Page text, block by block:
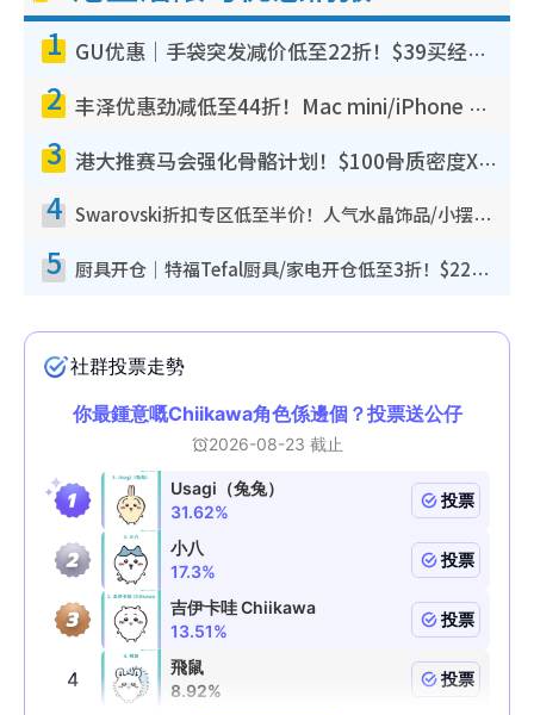
1 GU优惠｜手袋突发减价低至22折！$39买经典波士顿包/饺子包！饰物同步减价$29起！
2 丰泽优惠劲减低至44折！Mac mini/iPhone 17 Pro大减价！厨房家电$220起
3 港大推赛马会强化骨骼计划！$100骨质密度X光检查 完成免费运动训练送超市礼券！附参加资格
4 Swarovski折扣专区低至半价！人气水晶饰品/小摆设$138起！迪士尼款/水晶高跟鞋都有优惠
5 厨具开仓｜特福Tefal厨具/家电开仓低至3折！$220起买平底锅/炒锅/汤锅！电饭煲/吸尘器/挂烫机$418起